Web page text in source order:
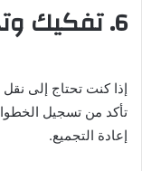
6. تفكيك وتجميع
إذا كنت تحتاج إلى
تأكد من تسجيل
إعادة التجميع.